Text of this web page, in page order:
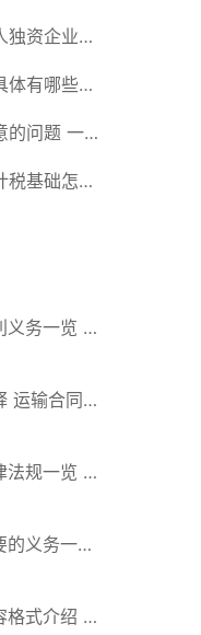
吧！
独资企业的
？
体有哪些形
问题 一
税基础怎么
务一览 主
规一览 律
义务一览
式介绍 一